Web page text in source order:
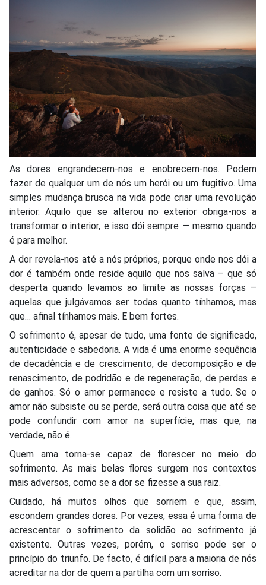
As dores engrandecem-nos e enobrecem-nos. Podem
fazer de qualquer um de nós um herói ou um fugitivo. Uma
simples mudança brusca na vida pode criar uma revolução
interior. Aquilo que se alterou no exterior obriga-nos a
transformar o interior, e isso dói sempre — mesmo quando
é para melhor.
A dor revela-nos até a nós próprios, porque onde nos dói a
dor é também onde reside aquilo que nos salva – que só
desperta quando levamos ao limite as nossas forças –
aquelas que julgávamos ser todas quanto tínhamos, mas
que… afinal tínhamos mais. E bem fortes.
O sofrimento é, apesar de tudo, uma fonte de significado,
autenticidade e sabedoria. A vida é uma enorme sequência
de decadência e de crescimento, de decomposição e de
renascimento, de podridão e de regeneração, de perdas e
de ganhos. Só o amor permanece e resiste a tudo. Se o
amor não subsiste ou se perde, será outra coisa que até se
pode confundir com amor na superfície, mas que, na
verdade, não é.
Quem ama torna-se capaz de florescer no meio do
sofrimento. As mais belas flores surgem nos contextos
mais adversos, como se a dor se fizesse a sua raiz.
Cuidado, há muitos olhos que sorriem e que, assim,
escondem grandes dores. Por vezes, essa é uma forma de
acrescentar o sofrimento da solidão ao sofrimento já
existente. Outras vezes, porém, o sorriso pode ser o
princípio do triunfo. De facto, é difícil para a maioria de nós
acreditar na dor de quem a partilha com um sorriso.